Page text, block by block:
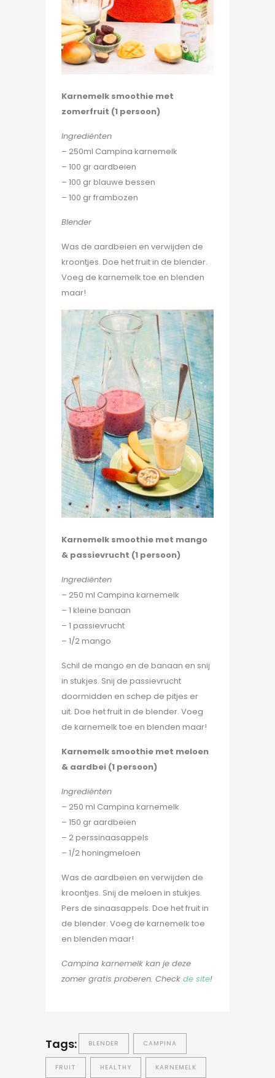
Karnemelk smoothie met
zomerfruit (1 persoon)
Ingrediënten
– 250ml Campina karnemelk
– 100 gr aardbeien
– 100 gr blauwe bessen
– 100 gr frambozen
Blender
Was de aardbeien en verwijden de
kroontjes. Doe het fruit in de blender.
Voeg de karnemelk toe en blenden
maar!
Karnemelk smoothie met mango
& passievrucht (1 persoon)
Ingrediënten
– 250 ml Campina karnemelk
– 1 kleine banaan
– 1 passievrucht
– 1/2 mango
Schil de mango en de banaan en snij
in stukjes. Snij de passievrucht
doormidden en schep de pitjes er
uit. Doe het fruit in de blender. Voeg
de karnemelk toe en blenden maar!
Karnemelk smoothie met meloen
& aardbei (1 persoon)
Ingrediënten
– 250 ml Campina karnemelk
– 150 gr aardbeien
– 2 perssinaasappels
– 1/2 honingmeloen
Was de aardbeien en verwijden de
kroontjes. Snij de meloen in stukjes.
Pers de sinaasappels. Doe het fruit in
de blender. Voeg de karnemelk toe
en blenden maar!
Campina karnemelk kan je deze
zomer gratis proberen. Check de site!
Tags: BLENDER CAMPINA
FRUIT HEALTHY KARNEMELK